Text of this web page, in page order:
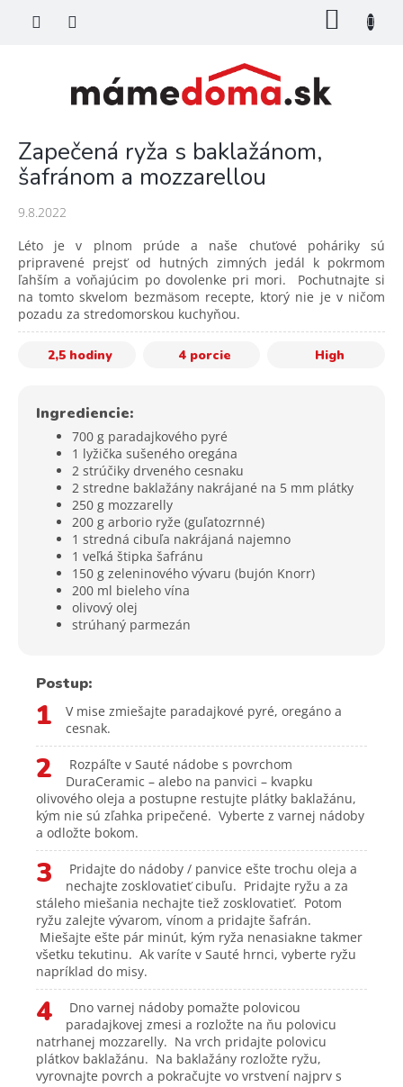
Zapečená ryža s baklažánom,
šafránom a mozzarellou
9.8.2022
Léto je v plnom prúde a naše chuťové poháriky sú
pripravené prejsť od hutných zimných jedál k pokrmom
ľahším a voňajúcim po dovolenke pri mori. Pochutnajte si
na tomto skvelom bezmäsom recepte, ktorý nie je v ničom
pozadu za stredomorskou kuchyňou.
2,5 hodiny 4 porcie High
Ingrediencie:
700 g paradajkového pyré
1 lyžička sušeného oregána
2 strúčiky drveného cesnaku
2 stredne baklažány nakrájané na 5 mm plátky
250 g mozzarelly
200 g arborio ryže (guľatozrnné)
1 stredná cibuľa nakrájaná najemno
1 veľká štipka šafránu
150 g zeleninového vývaru (bujón Knorr)
200 ml bieleho vína
olivový olej
strúhaný parmezán
Postup:
1
V mise zmiešajte paradajkové pyré, oregáno a
cesnak.
2
Rozpáľte v Sauté nádobe s povrchom
DuraCeramic – alebo na panvici – kvapku
olivového oleja a postupne restujte plátky baklažánu,
kým nie sú zľahka pripečené. Vyberte z varnej nádoby
a odložte bokom.
3
Pridajte do nádoby / panvice ešte trochu oleja a
nechajte zosklovatieť cibuľu. Pridajte ryžu a za
stáleho miešania nechajte tiež zosklovatieť. Potom
ryžu zalejte vývarom, vínom a pridajte šafrán.
Miešajte ešte pár minút, kým ryža nenasiakne takmer
všetku tekutinu. Ak varíte v Sauté hrnci, vyberte ryžu
napríklad do misy.
4
Dno varnej nádoby pomažte polovicou
paradajkovej zmesi a rozložte na ňu polovicu
natrhanej mozzarelly. Na vrch pridajte polovicu
plátkov baklažánu. Na baklažány rozložte ryžu,
vyrovnajte povrch a pokračujte vo vrstvení najprv s